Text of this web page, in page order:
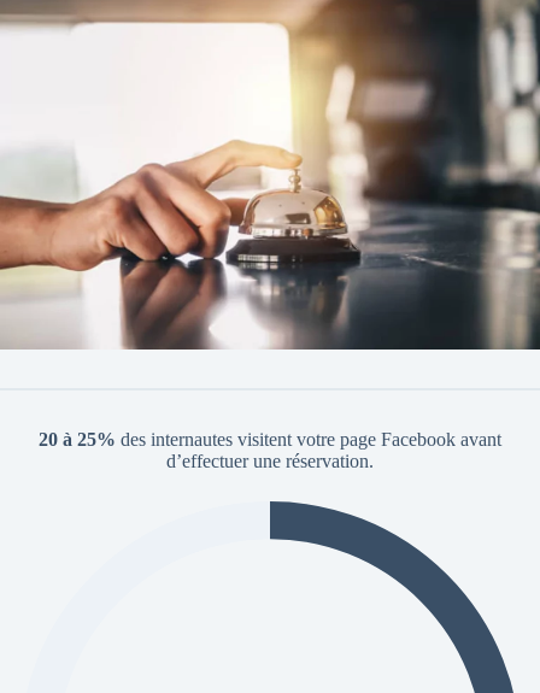
20 à 25% des internautes visitent votre page Facebook avant
d’effectuer une réservation.